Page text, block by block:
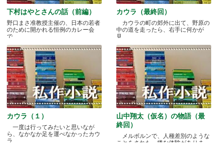
下村はやとさんの話（前編）
野口まさ准教授主催の、日本の若者
のために開かれる恒例のカレー会
で.....
カウラ（最終回）
カウラの町の郊外に出て、野原の
中の道を走ったら、右手に何かが
見.....
カウラ（１）
一度は行ってみたいと思いなが
ら、なかなか足を運べなかったカウ
ラ.....
山中翔太（仮名）の物語（最
終回）
メルボルンで、人種差別のような
ことをされた、嫌な体験がありま